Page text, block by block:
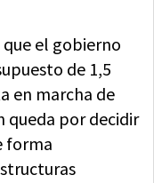
el gobierno
de 1,5
en marcha de
queda por decidir
forma